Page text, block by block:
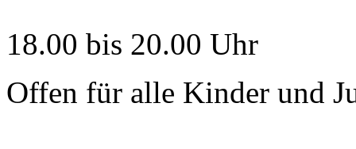
18.00 bis 20.00 Uhr
Offen für alle Kinder und